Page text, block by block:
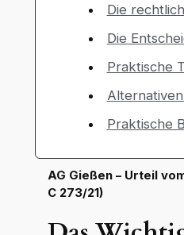
Die
Die
Praktische
Praktische
AG Gießen – Urteil
C 273/21)